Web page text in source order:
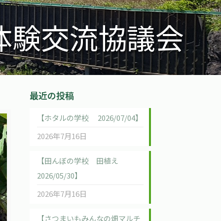
験交流協議会
最近の投稿
【ホタルの学校 2026/07/04】
2026年7月16日
【田んぼの学校 田植え
2026/05/30】
2026年7月16日
【さつまいもみんなの畑マルチ